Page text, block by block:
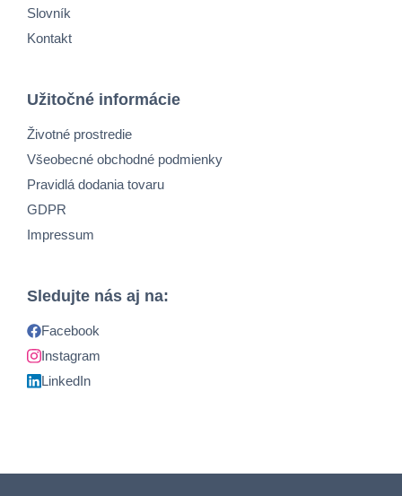
Slovník
Kontakt
Užitočné informácie
Životné prostredie
Všeobecné obchodné podmienky
Pravidlá dodania tovaru
GDPR
Impressum
Sledujte nás aj na:
Facebook
Instagram
LinkedIn